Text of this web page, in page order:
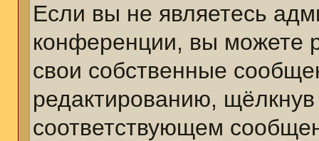
Если вы не являетесь
конференции, вы можете
свои собственные
редактированию,
соответствующем